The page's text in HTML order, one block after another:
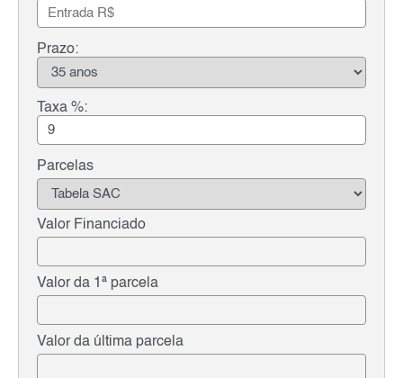
Prazo:
Taxa %:
Parcelas
Valor Financiado
Valor da 1ª parcela
Valor da última parcela